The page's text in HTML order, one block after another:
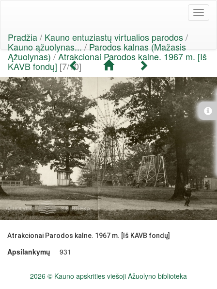
Pradžia/ Kauno entuziastų virtualios parodos/
Kauno ąžuolynas... / Parodos kalnas (Mažasis
Ąžuolynas) /Atrakcionai Parodos kalne. 1967 m. [Iš
KAVB fondų] [7/10]
Atrakcionai Parodos kalne. 1967 m. [Iš KAVB fondų]
Apsilankymų 931
2026 © Kauno apskrities viešoji Ažuolyno biblioteka